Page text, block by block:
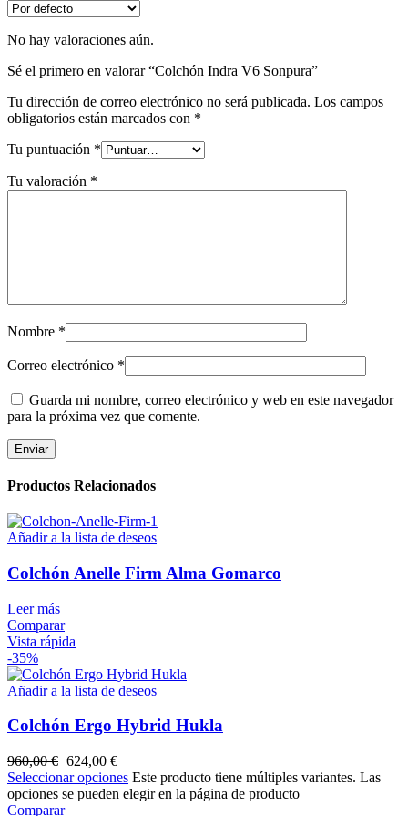
No hay valoraciones aún.
Sé el primero en valorar “Colchón Indra V6 Sonpura”
Tu dirección de correo electrónico no será publicada. Los campos
obligatorios están marcados con *
Tu puntuación *
Tu valoración *
Nombre *
Correo electrónico *
Guarda mi nombre, correo electrónico y web en este navegador
para la próxima vez que comente.
Productos Relacionados
Añadir a la lista de deseos
Colchón Anelle Firm Alma Gomarco
Leer más
Comparar
Vista rápida
-35%
Añadir a la lista de deseos
Colchón Ergo Hybrid Hukla
960,00€ 624,00 €
Seleccionar opciones Este producto tiene múltiples variantes. Las
opciones se pueden elegir en la página de producto
Comparar